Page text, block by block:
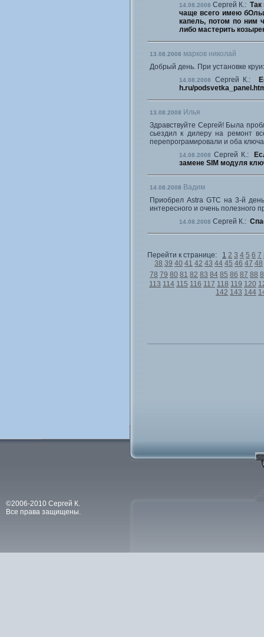
14.08.2008 Сергей К.:Так
чаще всего имею
капель, потом по ним
либо мастерить
13.08.2008 марков николай
Добрый день. При установке
14.08.2008 Сергей К.:
h.ru/
13.08.2008 Илья
Здравствуйте Сергей! Была
сьездил к дилеру на ремонт
перепрограмировали и оба
14.08.2008 Сергей К.:
замене SIM модуля
14.08.2008 Вадим
Приобрел Astra GTC на 3-й
интересного и очень полезного
14.08.2008 Сергей К.:
Перейти к странице: 1 2 3 4 5 6 7
38 39 40 41 42 43 44 45 46 47 48
78 79 80 81 82 83 84 85 86 87 88
113 114 115 116 117 118 119 120
142 143 144
©2006-2010 Сергей К.
Все права защищены.